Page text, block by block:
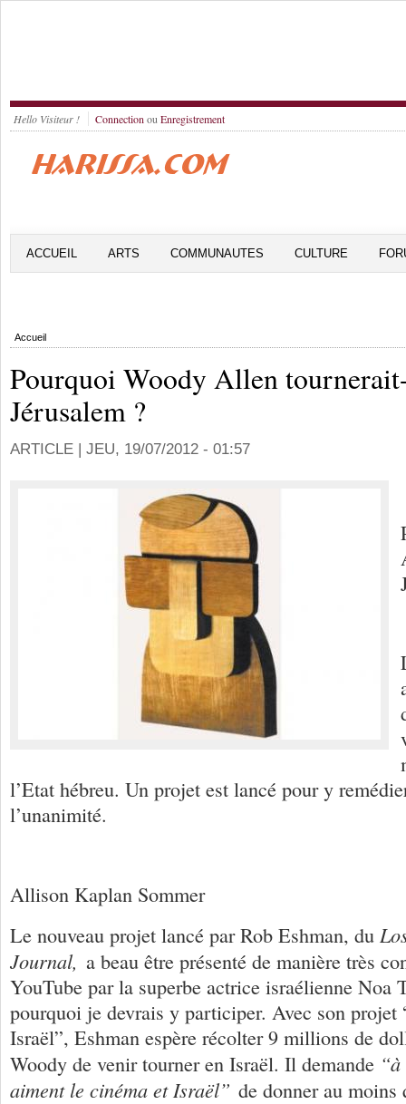
Hello Visiteur ! Connection ou Enregistrement
ACCUEIL ARTS COMMUNAUTES CULTURE
Accueil
Pourquoi Woody Allen
Jérusalem ?
ARTICLE | JEU, 19/07/2012 - 01:57
l’Etat hébreu. Un projet est lancé pour y
l’unanimité.
Allison Kaplan Sommer
Le nouveau projet lancé par Rob Eshman, du
Journal, a beau être présenté de manière très
YouTube par la superbe actrice israélienne Noa
pourquoi je devrais y participer. Avec son
Israël”, Eshman espère récolter 9 millions de
Woody de venir tourner en Israël. Il demande
aiment le cinéma et Israël” de donner au moins